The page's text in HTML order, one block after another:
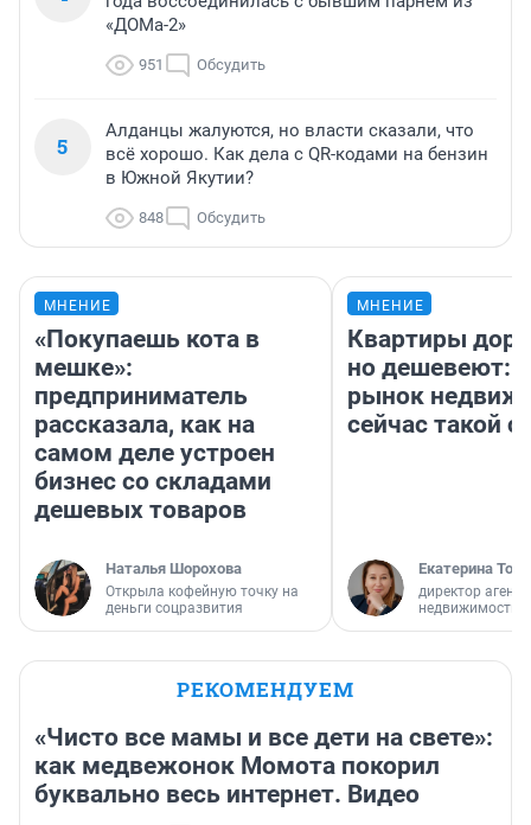
«ДОМа-2»
951 Обсудить
5
Алданцы жалуются, но власти сказали, что
всё хорошо. Как дела с QR-кодами на бензин
в Южной Якутии?
848 Обсудить
МНЕНИЕ
«Покупаешь кота в
мешке»:
предприниматель
рассказала, как на
самом деле устроен
бизнес со складами
дешевых товаров
Наталья Шорохова
Открыла кофейную точку на
деньги соцразвития
МНЕНИЕ
Квартиры
но дешевеют:
рынок
сейчас такой
Екатерина
директор
недвижимости
РЕКОМЕНДУЕМ
«Чисто все мамы и все дети на свете»:
как медвежонок Момота покорил
буквально весь интернет. Видео